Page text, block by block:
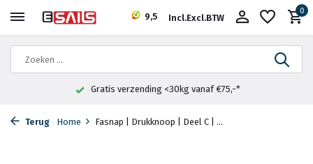
9,5 Incl.Excl.BTW
0
Gratis verzending <30kg vanaf €75,-*
Terug Home Fasnap | Drukknoop | Deel C | ...